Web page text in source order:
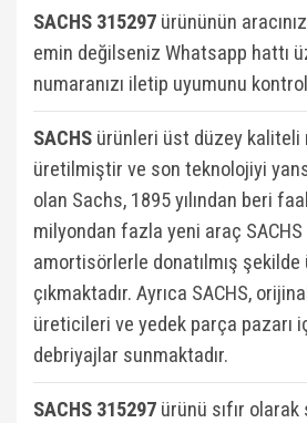
SACHS 315297 ürününün
emin değilseniz Whatsapp hattı
numaranızı iletip uyumunu
SACHS ürünleri üst düzey kaliteli
üretilmiştir ve son teknolojiyi
olan Sachs, 1895 yılından beri
milyondan fazla yeni araç
amortisörlerle donatılmış
çıkmaktadır. Ayrıca SACHS,
üreticileri ve yedek parça pazarı
debriyajlar sunmaktadır.
SACHS 315297 ürünü sıfır olarak